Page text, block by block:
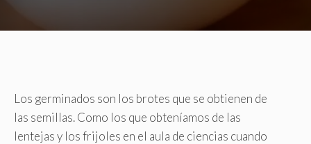
Los germinados son los brotes que se obtienen de
las semillas. Como los que obteníamos de las
lentejas y los frijoles en el aula de ciencias cuando